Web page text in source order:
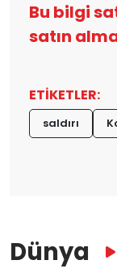
Bu bilgi
satın
ETİKETLER:
saldırı
Dünya